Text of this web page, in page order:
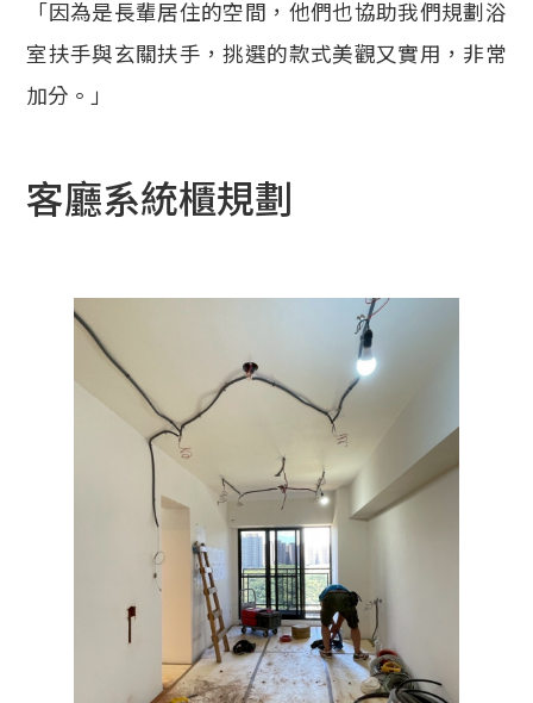
「因為是長輩居住的空間，他們也協助我們規劃浴
室扶手與玄關扶手，挑選的款式美觀又實用，非常
加分。」
客廳系統櫃規劃